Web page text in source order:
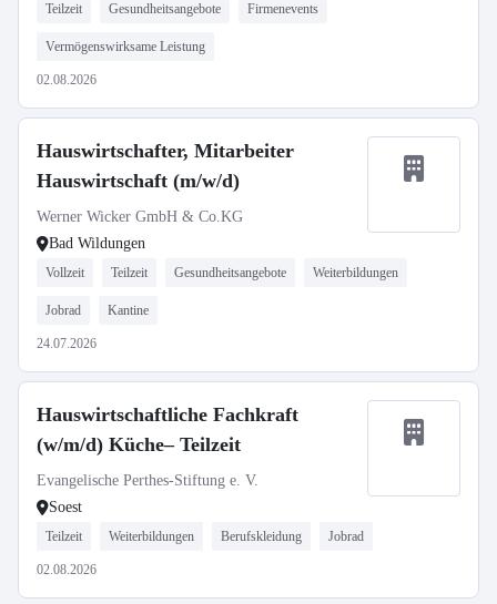
Teilzeit Gesundheitsangebote Firmenevents
Vermögenswirksame Leistung
02.08.2026
Hauswirtschafter, Mitarbeiter
Hauswirtschaft (m/w/d)
Werner Wicker GmbH & Co.KG
Bad Wildungen
Vollzeit Teilzeit Gesundheitsangebote Weiterbildungen
Jobrad Kantine
24.07.2026
Hauswirtschaftliche Fachkraft
(w/m/d) Küche– Teilzeit
Evangelische Perthes-Stiftung e. V.
Soest
Teilzeit Weiterbildungen Berufskleidung Jobrad
02.08.2026